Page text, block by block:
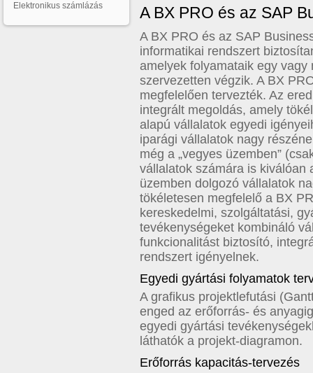
A BX PRO és az SAP
A BX PRO és az SAP
informatikai rendszert
amelyek folyamataik egy
szervezetten végzik. A BX
megfelelően tervezték. Az
integrált megoldás, amely
alapú vállalatok egyedi
iparági vállalatok nagy
még a „vegyes üzemben”
vállalatok számára is kiválóan
üzemben dolgozó vállalatok
tökéletesen megfelelő a BX
kereskedelmi, szolgáltatási,
tevékenységeket kombináló
funkcionalitást biztosító,
rendszert igényelnek.
Egyedi gyártási folyamatok
A grafikus projektlefutási
enged az erőforrás- és
egyedi gyártási
láthatók a projekt-diagramon.
Erőforrás kapacitás-tervezés
Elektronikus számlázás